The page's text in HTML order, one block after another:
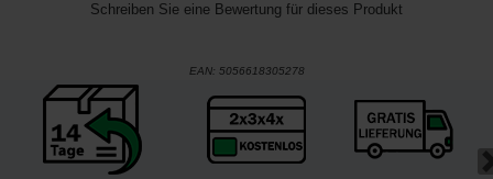
Schreiben Sie eine Bewertung für dieses Produkt
EAN: 5056618305278